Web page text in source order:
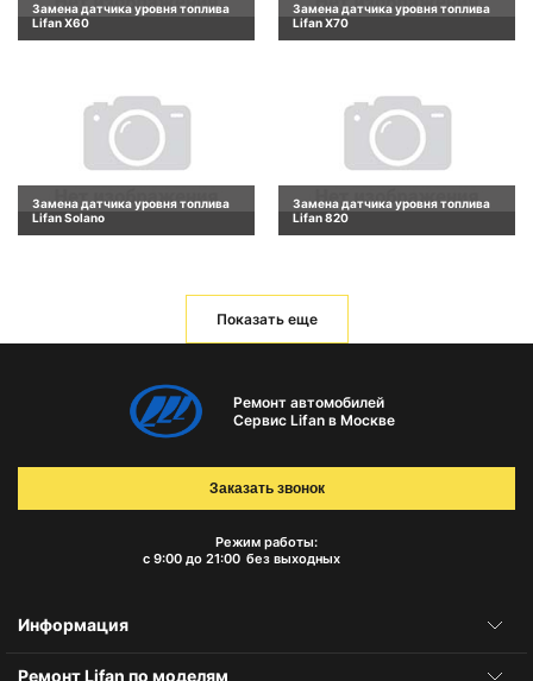
Замена датчика уровня топлива
Lifan X60
Замена датчика уровня топлива
Lifan X70
Замена датчика уровня топлива
Lifan Solano
Замена датчика уровня топлива
Lifan 820
Показать еще
Ремонт автомобилей
Сервис Lifan в Москве
Режим работы:
с 9:00 до 21:00 без выходных
Заказать звонок
Информация
Ремонт Lifan по моделям